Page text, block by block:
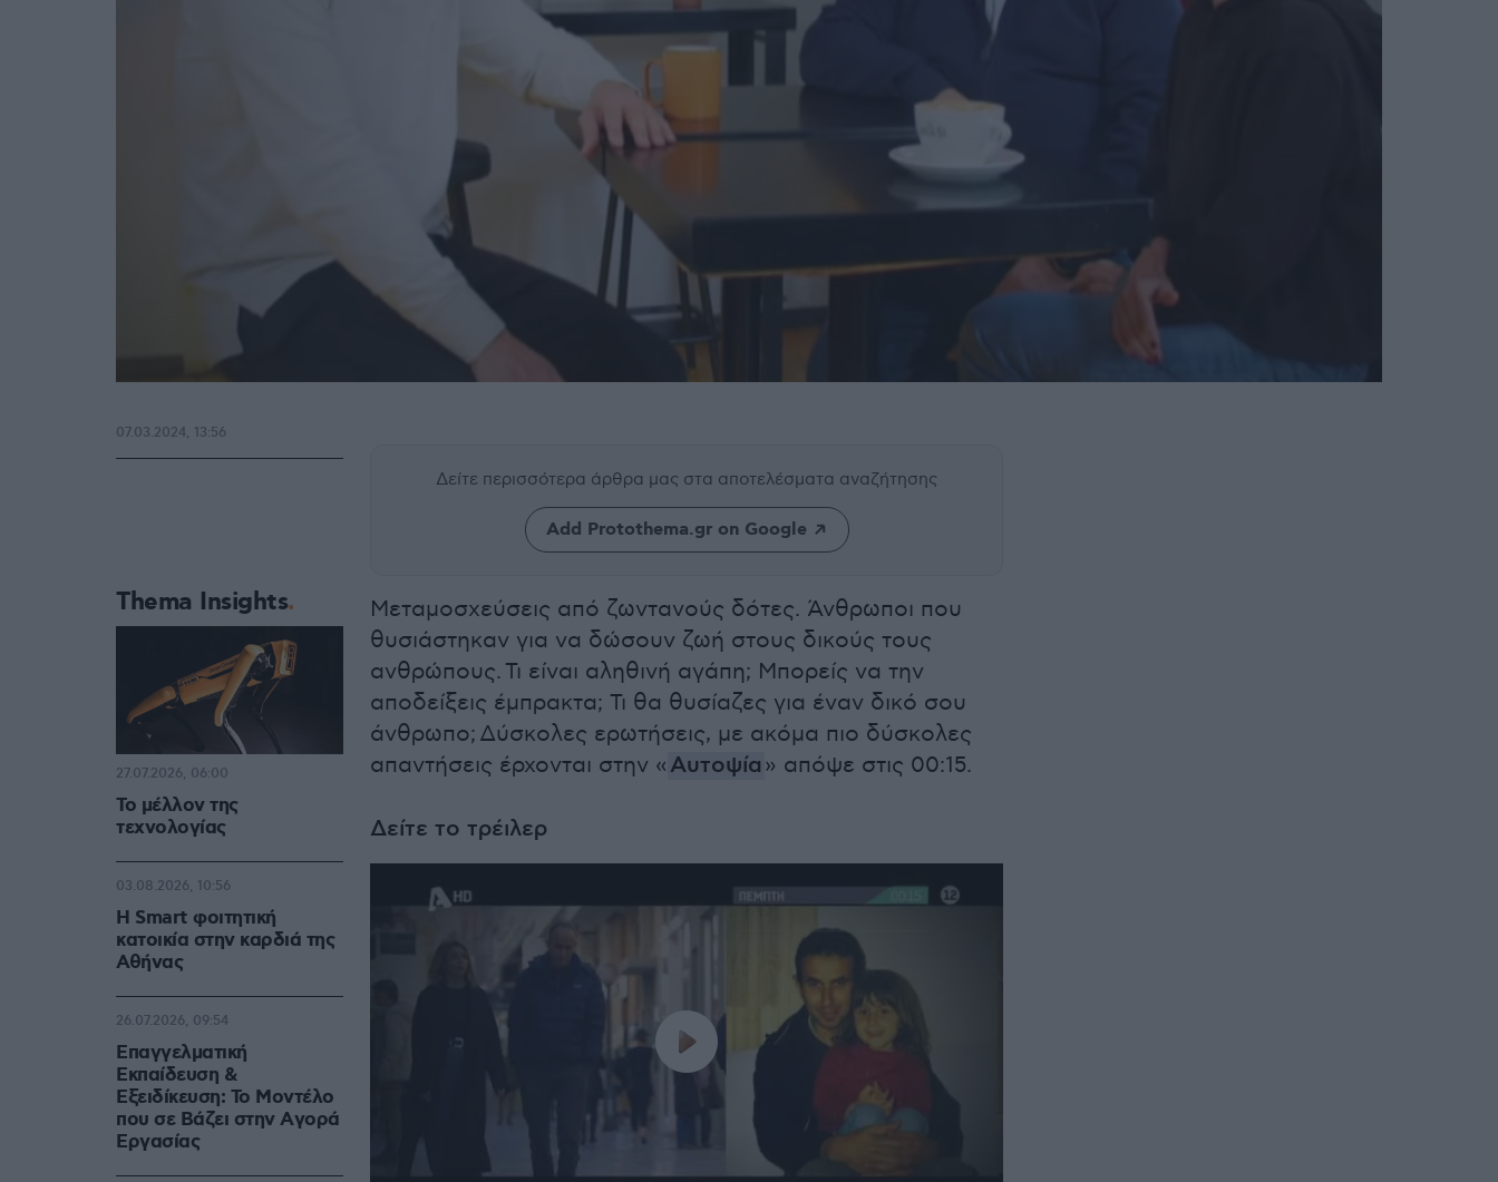
Δείτε περισσότερα άρθρα μας στα αποτελέσματα αναζήτησης
Add Protothema.gr on Google
Μεταμοσχεύσεις από ζωντανούς δότες. Άνθρωποι που
θυσιάστηκαν για να δώσουν ζωή στους δικούς τους
ανθρώπους. Τι είναι αληθινή αγάπη; Μπορείς να την
αποδείξεις έμπρακτα; Τι θα θυσίαζες για έναν δικό σου
άνθρωπο; Δύσκολες ερωτήσεις, με ακόμα πιο δύσκολες
απαντήσεις έρχονται στην « Αυτοψία » απόψε στις 00:15.
Δείτε το τρέιλερ
07.03.2024, 13:56
Thema Insights
Το μέλλον της
τεχνολογίας
27.07.2026, 06:00
Η Smart φοιτητική
κατοικία στην καρδιά της
Αθήνας
03.08.2026, 10:56
Επαγγελματική
Εκπαίδευση &
Εξειδίκευση: Το Mοντέλο
που σε Bάζει στην Aγορά
Eργασίας
26.07.2026, 09:54